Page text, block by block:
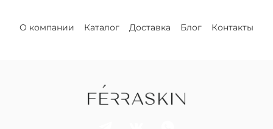
О компании Каталог Доставка Блог Контакты